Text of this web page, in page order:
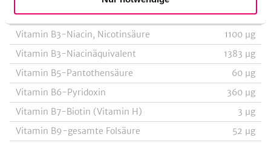
Vitamin B2-Riboflavin
80 µg
Vitamin B3-Niacin, Nicotinsäure
1100 µg
Vitamin B3-Niacinäquivalent
1383 µg
Vitamin B5-Pantothensäure
60 µg
Vitamin B6-Pyridoxin
360 µg
Vitamin B7-Biotin (Vitamin H)
3 µg
Vitamin B9-gesamte Folsäure
52 µg